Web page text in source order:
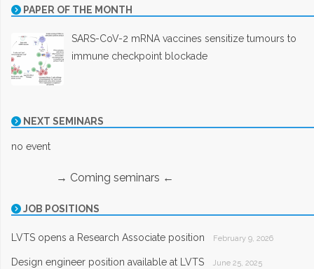
PAPER OF THE MONTH
SARS-CoV-2 mRNA vaccines sensitize tumours to
immune checkpoint blockade
NEXT SEMINARS
no event
→ Coming seminars ←
JOB POSITIONS
LVTS opens a Research Associate position February 9, 2026
Design engineer position available at LVTS June 25, 2025